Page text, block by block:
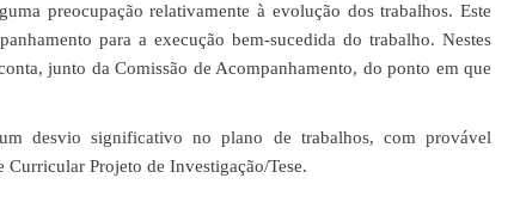
preocupação relativamente à evolução dos trabalhos. Este
para a execução bem-sucedida do trabalho. Nestes
junto da Comissão de Acompanhamento, do ponto em que
desvio significativo no plano de trabalhos, com provável
Projeto de Investigação/Tese.